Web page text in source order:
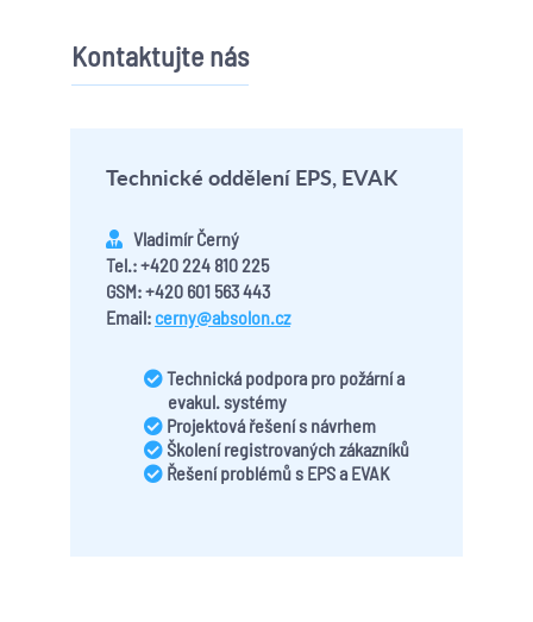
Kontaktujte nás
Technické oddělení EPS, EVAK
Vladimír Černý
Tel.: +420 224 810 225
GSM: +420 601 563 443
Email: cerny@absolon.cz
Technická podpora pro požární a
evakul. systémy
Projektová řešení s návrhem
Školení registrovaných zákazníků
Řešení problémů s EPS a EVAK